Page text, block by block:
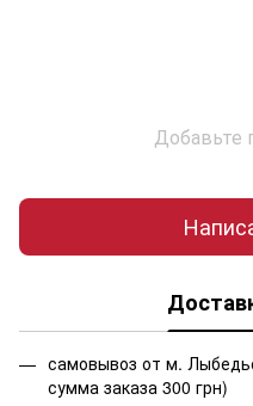
Добавьте
самовывоз от м.
сумма заказа 300 грн)